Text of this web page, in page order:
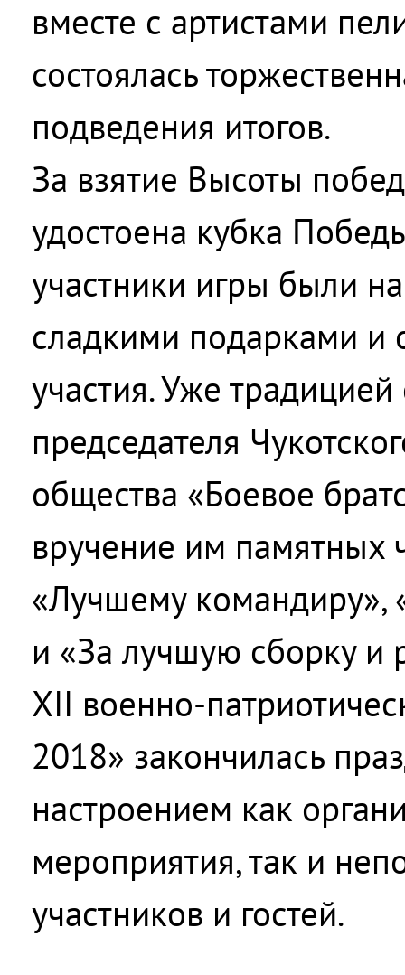
вместе с артистами
состоялась
подведения итогов.
За взятие Высоты
удостоена кубка
участники игры были
сладкими подарками и
участия. Уже
председателя
общества «Боевое
вручение им памятных
«Лучшему командиру»,
и «За лучшую сборку и
XII военно-
2018» закончилась
настроением как
мероприятия, так и
участников и гостей.